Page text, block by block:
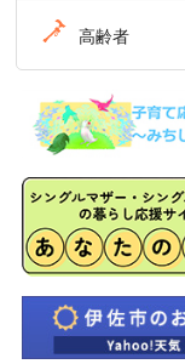
高齢者